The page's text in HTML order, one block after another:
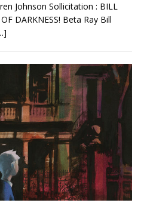
Johnson Sollicitation : BILL
DARKNESS! Beta Ray Bill